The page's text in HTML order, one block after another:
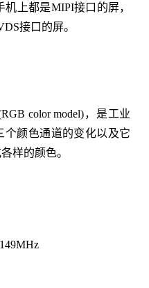
上都是MIPI接口的屏，
接口的屏。
color model)，是工业
个颜色通道的变化以及它
样的颜色。